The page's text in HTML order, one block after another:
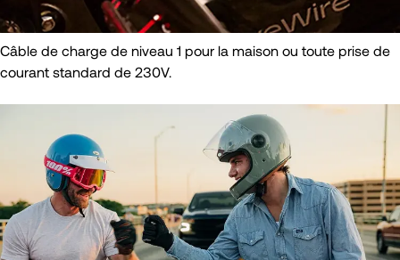
Câble de charge de niveau 1 pour la maison ou toute prise de
courant standard de 230V.